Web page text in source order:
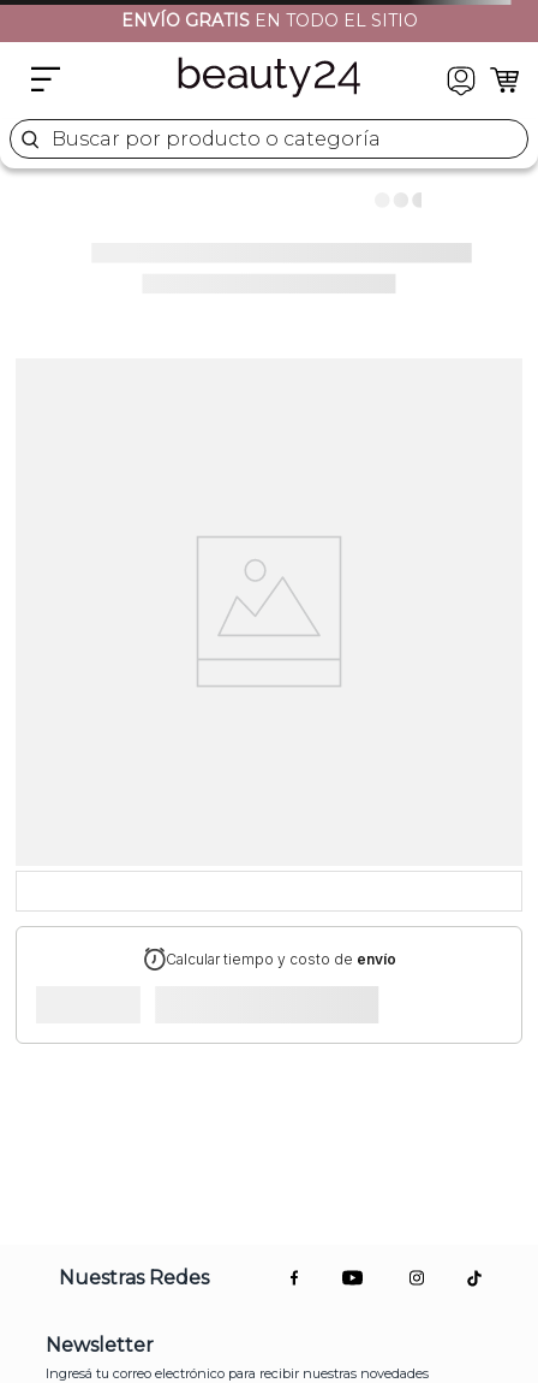
ENVÍO GRATISEN TODO EL SITIO
Buscar por producto o categoría
naj oleari
5. versace
Calcular tiempo y costo de envío
Nuestras Redes
Newsletter
Ingresá tu correo electrónico para recibir nuestras novedades